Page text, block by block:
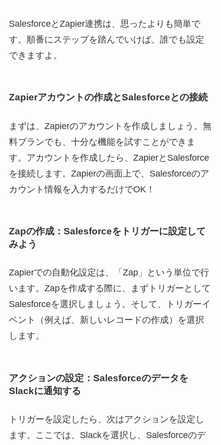
SalesforceとZapier連携は、思ったよりも簡単で
す。順番にステップを踏んでいけば、誰でも設定
できますよ。
Zapierアカウントの作成とSalesforceとの接続
まずは、Zapierのアカウントを作成しましょう。無
料プランでも、十分な機能を試すことができま
す。アカウントを作成したら、ZapierとSalesforce
を接続します。Zapierの画面上で、Salesforceのア
カウント情報を入力するだけでOK！
Zapの作成：Salesforceをトリガーに設定して
みよう
Zapierでの自動化設定は、「Zap」という単位で行
います。Zapを作成する際に、まずトリガーとして
Salesforceを選択しましょう。そして、トリガーイ
ベント（例えば、新しいレコードの作成）を選択
します。
アクションの設定：Salesforceのデータを
Slackに通知する
トリガーを設定したら、次はアクションを設定し
ます。ここでは、Slackを選択し、Salesforceのデ